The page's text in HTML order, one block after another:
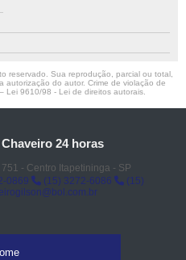
reservado. Sua reprodução, parcial ou total,
autorização do autor. Crime de violação de
Lei 9610/98 - Lei de direitos autorais
24 horas
- Centro Itapetininga - SP
0869 (15) 3272-6086
(15)